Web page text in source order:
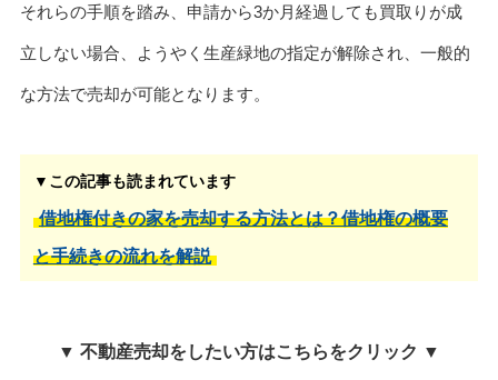
それらの手順を踏み、申請から3か月経過しても買取りが成
立しない場合、ようやく生産緑地の指定が解除され、一般的
な方法で売却が可能となります。
▼この記事も読まれています
借地権付きの家を売却する方法とは？借地権の概要
と手続きの流れを解説
▼ 不動産売却をしたい方はこちらをクリック ▼